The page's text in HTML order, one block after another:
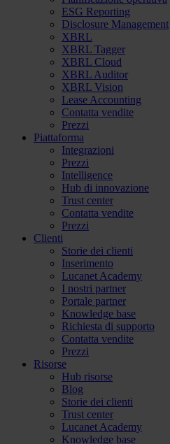
ESG Reporting
Disclosure Management
XBRL
XBRL Tagger
XBRL Cloud
XBRL Auditor
XBRL Vision
Lease Accounting
Contatta vendite
Prezzi
Piattaforma
Integrazioni
Prezzi
Intelligence
Hub di innovazione
Trust center
Contatta vendite
Prezzi
Clienti
Storie dei clienti
Inserimento
Lucanet Academy
I nostri partner
Portale partner
Knowledge base
Richiesta di supporto
Contatta vendite
Prezzi
Risorse
Hub risorse
Blog
Storie dei clienti
Trust center
Lucanet Academy
Knowledge base